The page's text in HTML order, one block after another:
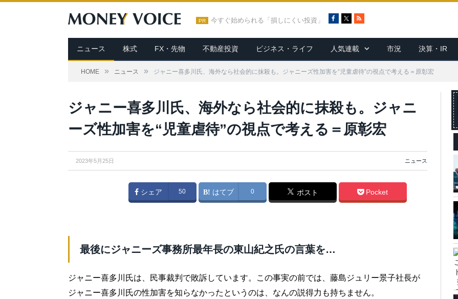
PR 今すぐ始められる「損しにくい投資」
c
e
b
o
R
S
ニュース 株式 FX・先物 不動産投資 ビジネス・ライフ 人気連載 市況 決算・IR
HOME » ニュース » ジャニー喜多川氏、海外なら社会的に抹殺も。ジャニーズ性加害を“児童虐待”の視点で考える＝原彰宏
ジャニー喜多川氏、海外なら社会的に抹殺も。ジャニ
ーズ性加害を“児童虐待”の視点で考える＝原彰宏
2023年5月25日 ニュース
シェア 50 はてブ 0 ポスト Pocket
最後にジャニーズ事務所最年長の東山紀之氏の言葉を…
ジャニー喜多川氏は、民事裁判で敗訴しています。この事実の前では、藤島ジュリー景子社長が
ジャニー喜多川氏の性加害を知らなかったというのは、なんの説得力も持ちません。